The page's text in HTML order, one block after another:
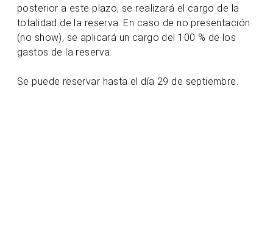
posterior a este plazo, se realizará el cargo de la
totalidad de la reserva. En caso de no presentación
(no show), se aplicará un cargo del 100 % de los
gastos de la reserva.
Se puede reservar hasta el día 29 de septiembre.